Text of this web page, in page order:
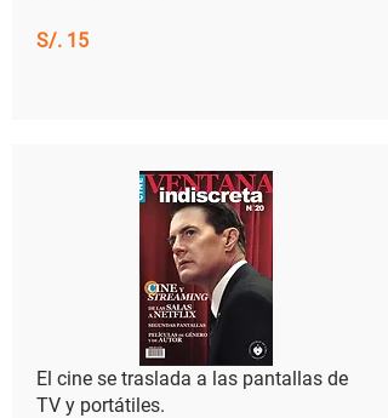
S/. 15
El cine se traslada a las pantallas de
TV y portátiles.